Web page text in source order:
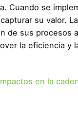
Cuando se
su valor.
de sus procesos
la eficiencia y
en la